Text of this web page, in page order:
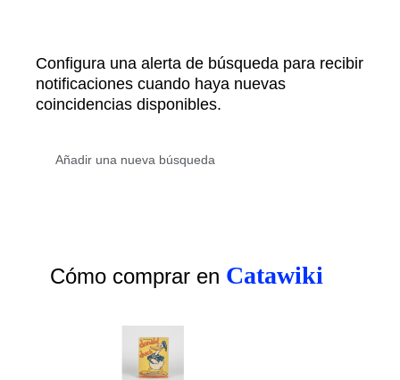
Configura una alerta de búsqueda para recibir
notificaciones cuando haya nuevas
coincidencias disponibles.
Cómo comprar en Catawiki